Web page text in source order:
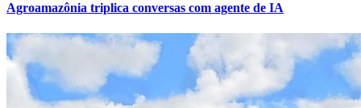
Atlético-MG
Agroamazônia triplica conversas com agente de IA